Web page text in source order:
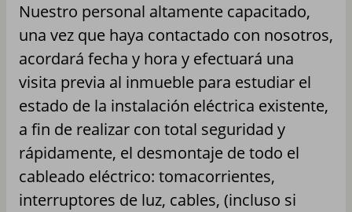
Nuestro personal altamente capacitado,
una vez que haya contactado con nosotros,
acordará fecha y hora y efectuará una
visita previa al inmueble para estudiar el
estado de la instalación eléctrica existente,
a fin de realizar con total seguridad y
rápidamente, el desmontaje de todo el
cableado eléctrico: tomacorrientes,
interruptores de luz, cables, (incluso si